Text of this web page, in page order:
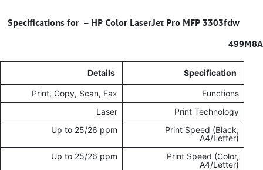
Specifications for – HP Color LaserJet Pro MFP 3303fdw
Specification
Details
Functions
Print, Copy, Scan, Fax
Print Technology
Laser
Print Speed (Black,
A4/Letter)
Up to 25/26 ppm
Print Speed (Color,
A4/Letter)
Up to 25/26 ppm